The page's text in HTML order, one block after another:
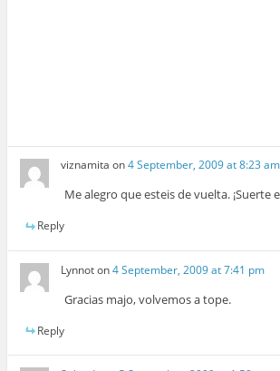
viznamita on4 September, 2009 at 8:23 am
Me alegro que esteis de vuelta. ¡Suerte
Reply
Lynnoton4 September, 2009 at 7:41 pm
Gracias majo, volvemos a tope.
Reply